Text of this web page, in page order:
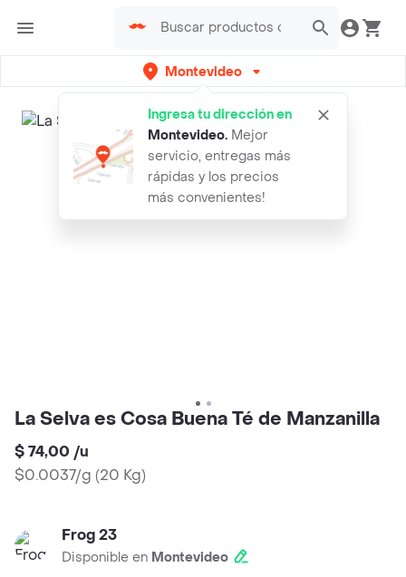
Montevideo
Ingresa tu dirección en
Montevideo. Mejor
servicio, entregas más
rápidas y los precios
más convenientes!
La Selva es Cosa Buena Té de Manzanilla
$ 74,00 /u
$0.0037/g (20 Kg)
Frog 23
Disponible en Montevideo